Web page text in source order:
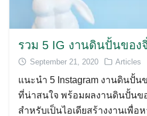
รวม 5 IG งานดินปั้นของ
September 21, 2020 Articles
แนะนำ 5 Instagram งานดินปั้
ที่น่าสนใจ พร้อมผลงานดินปั้นข
สำหรับเป็นไอเดียสร้างงานเพื่อ